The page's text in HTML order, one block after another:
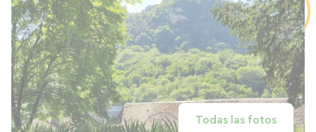
Todas las fotos